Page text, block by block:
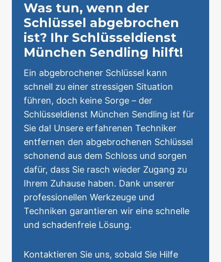
Was tun, wenn der
Schlüssel abgebrochen
ist? Ihr Schlüsseldienst
München Sendling hilft!
Ein abgebrochener Schlüssel kann
schnell zu einer stressigen Situation
führen, doch keine Sorge – der
Schlüsseldienst München Sendling ist für
Sie da! Unsere erfahrenen Techniker
entfernen den abgebrochenen Schlüssel
schonend aus dem Schloss und sorgen
dafür, dass Sie rasch wieder Zugang zu
Ihrem Zuhause haben. Dank unserer
professionellen Werkzeuge und
Techniken garantieren wir eine schnelle
und schadenfreie Lösung.
Kontaktieren Sie uns, sobald Sie Hilfe